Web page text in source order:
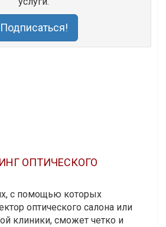
Подписаться!
ОПТИЧЕСКОГО
с помощью которых
оптического салона или
клиники, сможет четко и